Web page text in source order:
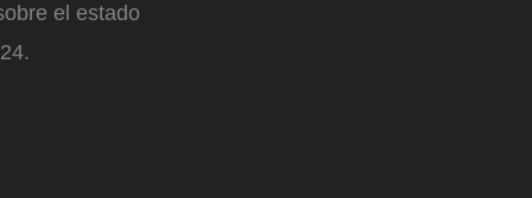
el estado